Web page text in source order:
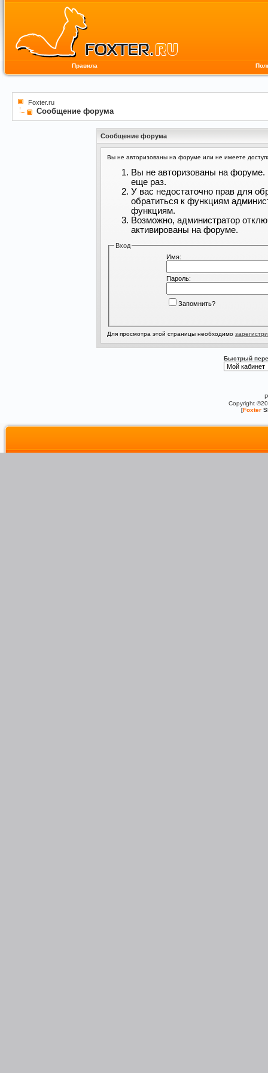
Правила
Foxter.ru
Сообщение форума
Сообщение форума
Вы не авторизованы на форуме или не имеете
Вы не авторизованы на форуме.
еще раз.
У вас недостаточно прав для
обратиться к функциям
функциям.
Возможно, администратор
активированы на форуме.
Вход
Имя:
Пароль:
Запомнить?
Для просмотра этой страницы необходимо
Быстрый
Copyright
[Foxter